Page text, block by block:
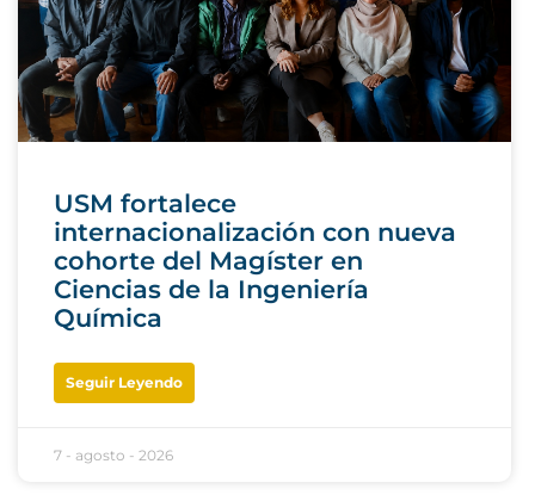
USM fortalece
internacionalización con nueva
cohorte del Magíster en
Ciencias de la Ingeniería
Química
Seguir Leyendo
7 - agosto - 2026